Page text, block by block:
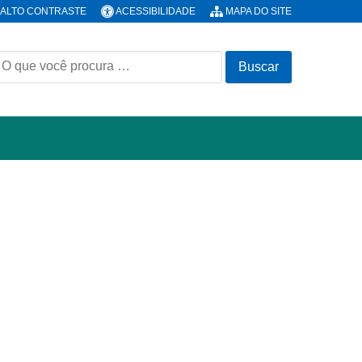
ALTO CONTRASTE ACESSIBILIDADE MAPA DO SITE